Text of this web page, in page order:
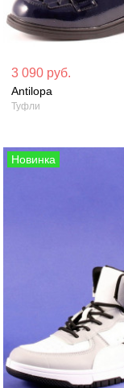
3 090 руб.
Antilopa
Туфли
Материал
Сезон: Лето